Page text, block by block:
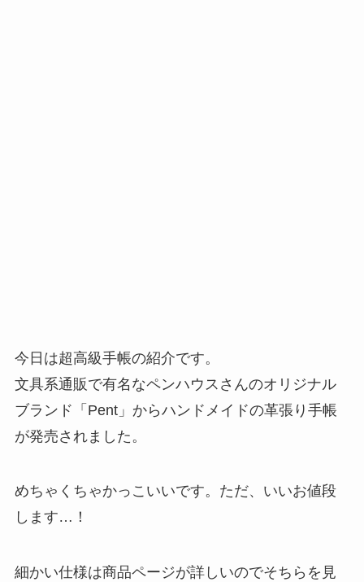
今日は超高級手帳の紹介です。
文具系通販で有名なペンハウスさんのオリジナル
ブランド「Pent」からハンドメイドの革張り手帳
が発売されました。
めちゃくちゃかっこいいです。ただ、いいお値段
します…！
細かい仕様は商品ページが詳しいのでそちらを見